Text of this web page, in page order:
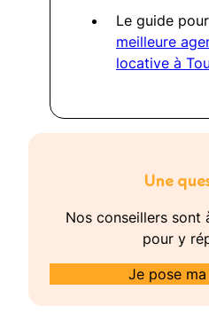
Le guide pour
meilleure
locative à
Une
Nos conseillers
pour y
Je pose